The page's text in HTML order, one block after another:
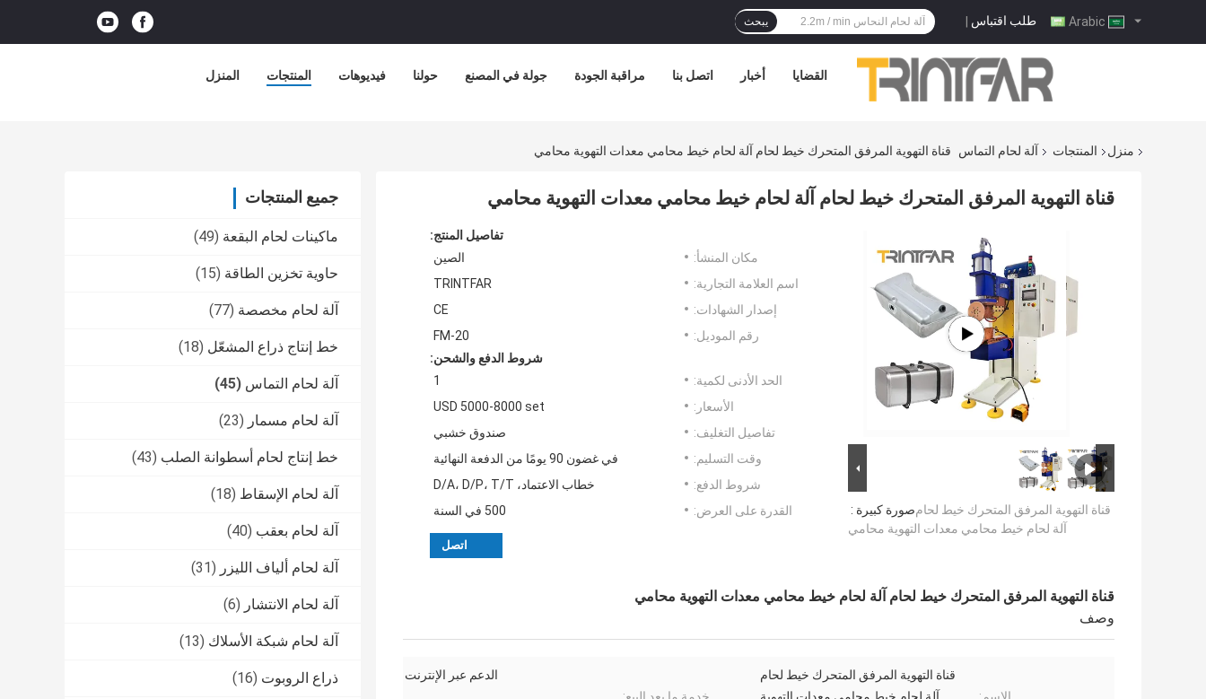
طلب اقتباس | يبحث
المنزل المنتجات فيديوهات حولنا جولة في المصنع مراقبة الجودة اتصل بنا أخبار القضايا
منزل المنتجات آلة لحام التماس قناة التهوية المرفق المتحرك خيط لحام آلة لحام خيط محامي معدات التهوية محامي
جميع المنتجات
ماكينات لحام البقعة (49)
حاوية تخزين الطاقة (15)
آلة لحام مخصصة (77)
خط إنتاج ذراع المشعّل (18)
آلة لحام التماس (45)
آلة لحام مسمار (23)
خط إنتاج لحام أسطوانة الصلب (43)
آلة لحام الإسقاط (18)
آلة لحام بعقب (40)
آلة لحام ألياف الليزر (31)
آلة لحام الانتشار (6)
آلة لحام شبكة الأسلاك (13)
ذراع الروبوت (16)
قناة التهوية المرفق المتحرك خيط لحام آلة لحام خيط محامي معدات التهوية محامي
صورة كبيرة :قناة التهوية المرفق المتحرك خيط لحام
آلة لحام خيط محامي معدات التهوية محامي
تفاصيل المنتج:
مكان المنشأ:
الصين
اسم العلامة التجارية:
TRINTFAR
إصدار الشهادات:
CE
رقم الموديل:
FM-20
شروط الدفع والشحن:
الحد الأدنى لكمية:
1
الأسعار:
USD 5000-8000 set
تفاصيل التغليف:
صندوق خشبي
وقت التسليم:
في غضون 90 يومًا من الدفعة النهائية
شروط الدفع:
خطاب الاعتماد، D/A، D/P، T/T
القدرة على العرض:
500 في السنة
اتصل
قناة التهوية المرفق المتحرك خيط لحام آلة لحام خيط محامي معدات التهوية محامي
وصف
قناة التهوية المرفق المتحرك خيط لحام
الدعم عبر الإنترنت